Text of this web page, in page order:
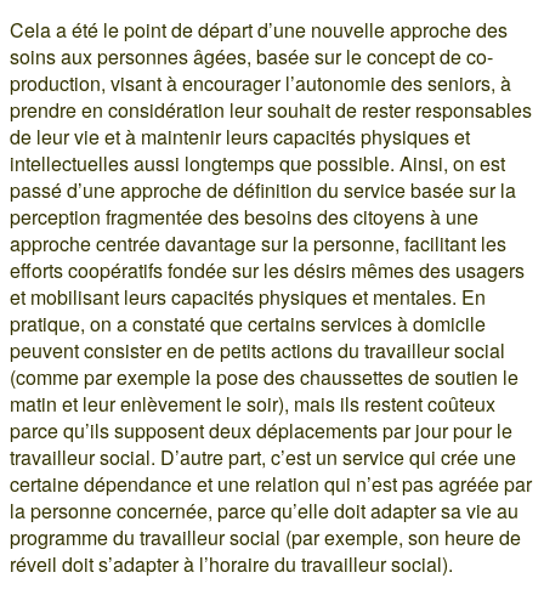
Cela a été le point de départ d’une nouvelle approche des
soins aux personnes âgées, basée sur le concept de co-
production, visant à encourager l’autonomie des seniors, à
prendre en considération leur souhait de rester responsables
de leur vie et à maintenir leurs capacités physiques et
intellectuelles aussi longtemps que possible. Ainsi, on est
passé d’une approche de définition du service basée sur la
perception fragmentée des besoins des citoyens à une
approche centrée davantage sur la personne, facilitant les
efforts coopératifs fondée sur les désirs mêmes des usagers
et mobilisant leurs capacités physiques et mentales. En
pratique, on a constaté que certains services à domicile
peuvent consister en de petits actions du travailleur social
(comme par exemple la pose des chaussettes de soutien le
matin et leur enlèvement le soir), mais ils restent coûteux
parce qu’ils supposent deux déplacements par jour pour le
travailleur social. D’autre part, c’est un service qui crée une
certaine dépendance et une relation qui n’est pas agréée par
la personne concernée, parce qu’elle doit adapter sa vie au
programme du travailleur social (par exemple, son heure de
réveil doit s’adapter à l’horaire du travailleur social).